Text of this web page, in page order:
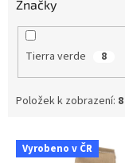
Značky
Tierra verde 8
Položek k zobrazení: 8
V Vyrobeno v ČR